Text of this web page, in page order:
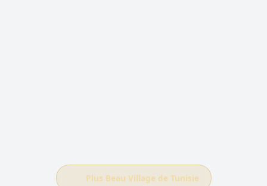
Plus Beau Village de Tunisie